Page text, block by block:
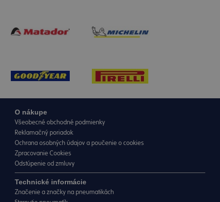
O nákupe
Všeobecné obchodné podmienky
Reklamačný poriadok
Ochrana osobných údajov a poučenie o cookies
Zpracovanie Cookies
Odstúpenie od zmluvy
Technické informácie
Značenie a značky na pneumatikách